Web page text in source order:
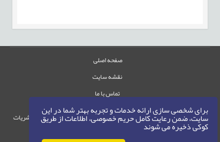
برای شخصی سازی ارائه خدمات و تجربه بهتر شما در این
سایت، ضمن رعایت کامل حریم خصوصی، اطلاعات از طریق
کوکی ذخیره می شوند
صفحه اصلی
نقشه سایت
تماس با ما
حقوق این وب‌سایت متعلق به سامانه مدیریت نشریات